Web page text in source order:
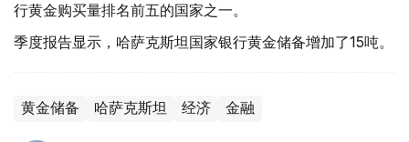
行黄金购买量排名前五的国家之一。
季度报告显示，哈萨克斯坦国家银行黄金储备增加了15吨。
黄金储备 哈萨克斯坦 经济 金融